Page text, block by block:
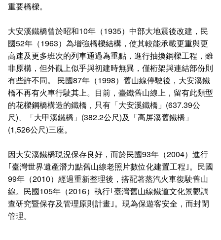
重要橋樑。
大安溪鐵橋曾於昭和10年（1935）中部大地震後改建，民
國52年（1963）為增強橋樑結構，使其較能承載更重與更
高速及更多班次的列車通過為重點，進行抽換鋼樑工程，雖
非原構，但外觀上似乎與初建時無異，僅桁架與連結部份則
有些許不同。 民國87年（1998）舊山線停駛後，大安溪鐵
橋不再有火車行駛其上。目前，臺鐵舊山線上，留有此類型
的花樑鋼橋構造的鐵橋，只有「大安溪鐵橋」(637.39公
尺)、「大甲溪鐵橋」(382.2公尺)及「高屏溪舊鐵橋」
(1,526公尺)三座。
因大安溪鐵橋現況保存良好，而於民國93年（2004）進行
｢臺灣世界遺產潛力點舊山線老照片數位化建置工程｣。民國
99年（2010）經過重新整理後，搭配著蒸汽火車復駛舊山
線。民國105年（2016）執行｢臺灣舊山線鐵道文化景觀調
查研究暨保存及管理原則計畫｣。現為保遊客安全，而封閉
管理。